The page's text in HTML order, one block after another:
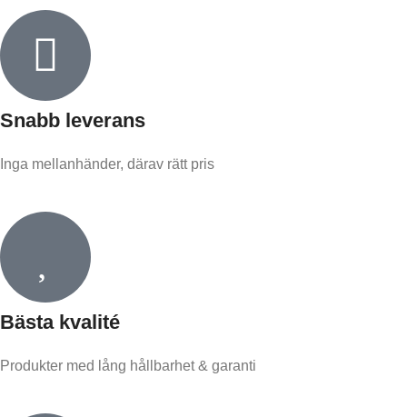
Snabb leverans​
Inga mellanhänder, därav rätt pris
Bästa kvalité
Produkter med lång hållbarhet & garanti